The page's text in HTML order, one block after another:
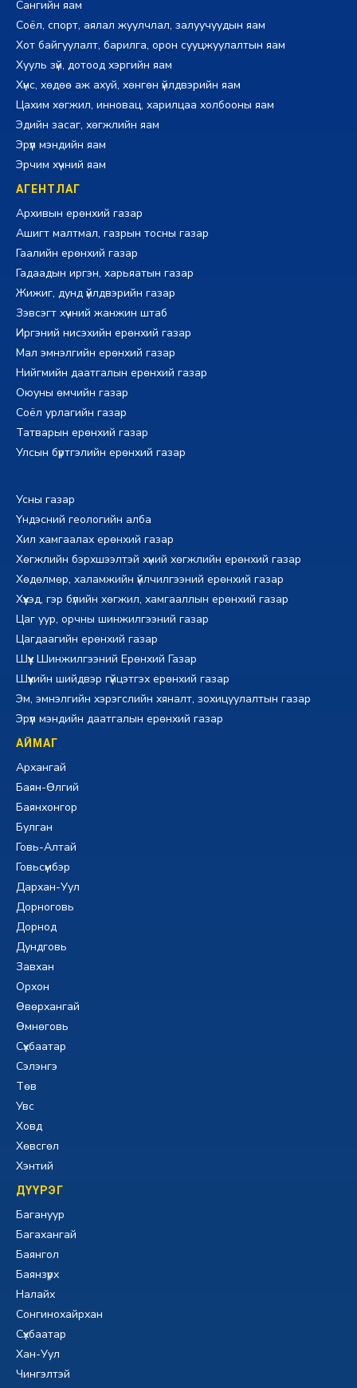
Сангийн яам
Соёл, спорт, аялал жуулчлал, залуучуудын яам
Хот байгуулалт, барилга, орон сууцжуулалтын яам
Хууль зүй, дотоод хэргийн яам
Хүнс, хөдөө аж ахуй, хөнгөн үйлдвэрийн яам
Цахим хөгжил, инновац, харилцаа холбооны яам
Эдийн засаг, хөгжлийн яам
Эрүүл мэндийн яам
Эрчим хүчний яам
АГЕНТЛАГ
Архивын ерөнхий газар
Ашигт малтмал, газрын тосны газар
Гаалийн ерөнхий газар
Гадаадын иргэн, харьяатын газар
Жижиг, дунд үйлдвэрийн газар
Зэвсэгт хүчний жанжин штаб
Иргэний нисэхийн ерөнхий газар
Мал эмнэлгийн ерөнхий газар
Нийгмийн даатгалын ерөнхий газар
Оюуны өмчийн газар
Соёл урлагийн газар
Татварын ерөнхий газар
Улсын бүртгэлийн ерөнхий газар
Усны газар
Үндэсний геологийн алба
Хил хамгаалах ерөнхий газар
Хөгжлийн бэрхшээлтэй хүний хөгжлийн ерөнхий газар
Хөдөлмөр, халамжийн үйлчилгээний ерөнхий газар
Хүүхэд, гэр бүлийн хөгжил, хамгааллын ерөнхий газар
Цаг уур, орчны шинжилгээний газар
Цагдаагийн ерөнхий газар
Шүүх Шинжилгээний Ерөнхий Газар
Шүүхийн шийдвэр гүйцэтгэх ерөнхий газар
Эм, эмнэлгийн хэрэгслийн хяналт, зохицуулалтын газар
Эрүүл мэндийн даатгалын ерөнхий газар
АЙМАГ
Архангай
Баян-Өлгий
Баянхонгор
Булган
Говь-Алтай
Говьсүмбэр
Дархан-Уул
Дорноговь
Дорнод
Дундговь
Завхан
Орхон
Өвөрхангай
Өмнөговь
Сүхбаатар
Сэлэнгэ
Төв
Увс
Ховд
Хөвсгөл
Хэнтий
ДҮҮРЭГ
Багануур
Багахангай
Баянгол
Баянзүрх
Налайх
Сонгинохайрхан
Сүхбаатар
Хан-Уул
Чингэлтэй